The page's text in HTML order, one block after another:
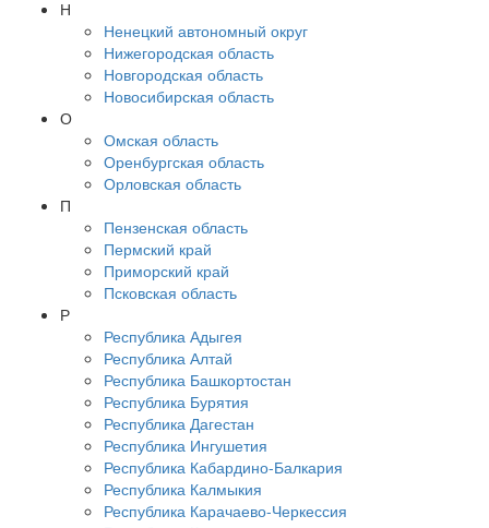
Н
Ненецкий автономный округ
Нижегородская область
Новгородская область
Новосибирская область
О
Омская область
Оренбургская область
Орловская область
П
Пензенская область
Пермский край
Приморский край
Псковская область
Р
Республика Адыгея
Республика Алтай
Республика Башкортостан
Республика Бурятия
Республика Дагестан
Республика Ингушетия
Республика Кабардино-Балкария
Республика Калмыкия
Республика Карачаево-Черкессия